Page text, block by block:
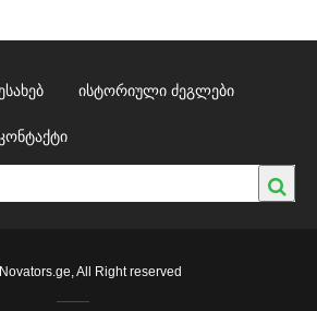
ისტორიული ძეგლები
კონტაქტი
All Right reserved